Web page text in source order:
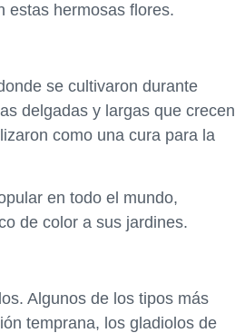
estas hermosas flores.
se cultivaron durante
delgadas y largas que crecen
como una cura para la
en todo el mundo,
de color a sus jardines.
Algunos de los tipos más
temprana, los gladiolos de